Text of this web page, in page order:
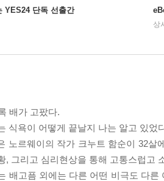
YES24 단독 선출간
상
배가 고팠다.
식욕이 어떻게 끝날지 나는 알고 있었
노르웨이의 작가 크누트 함순이 32살
, 그리고 심리현상을 통해 고통스럽고
배고픔 외에는 다른 어떤 비극도 다